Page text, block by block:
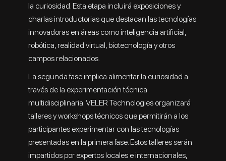
la curiosidad. Esta etapa incluirá exposiciones y
charlas introductorias que destacan las tecnologías
innovadoras en áreas como inteligencia artificial,
robótica, realidad virtual, biotecnología y otros
campos relacionados.
La segunda fase implica alimentar la curiosidad a
través de la experimentación técnica
multidisciplinaria. VELER Technologies organizará
talleres y workshops técnicos que permitirán a los
participantes experimentar con las tecnologías
presentadas en la primera fase. Estos talleres serán
impartidos por expertos locales e internacionales,